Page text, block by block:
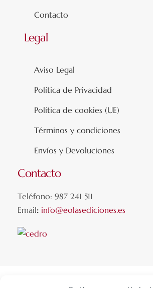
Contacto
Legal
Aviso Legal
Política de Privacidad
Política de cookies (UE)
Términos y condiciones
Envíos y Devoluciones
Contacto
Teléfono: 987 241 511
Email: info@eolasediciones.es